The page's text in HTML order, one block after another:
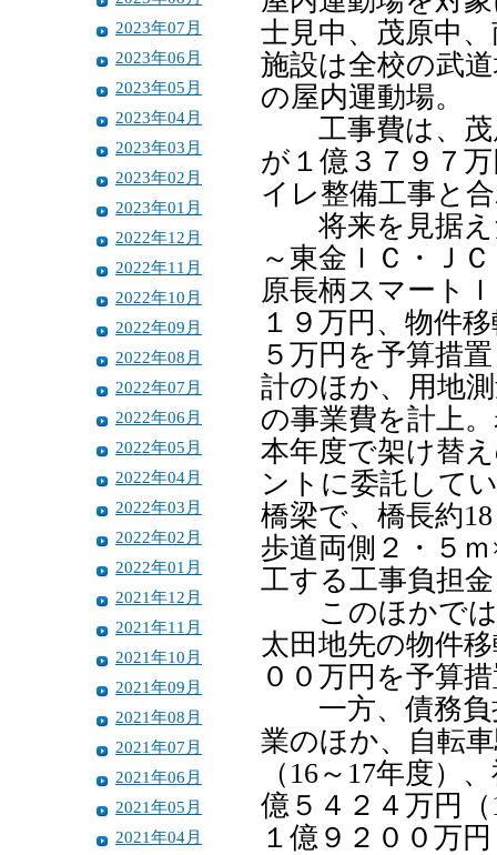
2023年07月
2023年06月
2023年05月
2023年04月
2023年03月
2023年02月
2023年01月
2022年12月
2022年11月
2022年10月
2022年09月
2022年08月
2022年07月
2022年06月
2022年05月
2022年04月
2022年03月
2022年02月
2022年01月
2021年12月
2021年11月
2021年10月
2021年09月
2021年08月
2021年07月
2021年06月
2021年05月
2021年04月
士見中、茂原中
施設は全校の武
の屋内運動場。
工事費は、茂
が１億３７９７
イレ整備工事と
将来を見据え
～東金ＩＣ・Ｊ
原長柄スマート
１９万円、物件
５万円を予算措
計のほか、用地
の事業費を計上
本年度で架け替
ントに委託して
橋梁で、橋長約
歩道両側２・５
工する工事負担
このほかでは
太田地先の物件
００万円を予算
一方、債務負
業のほか、自転
（16～17年度）
億５４２４万円
１億９２００万